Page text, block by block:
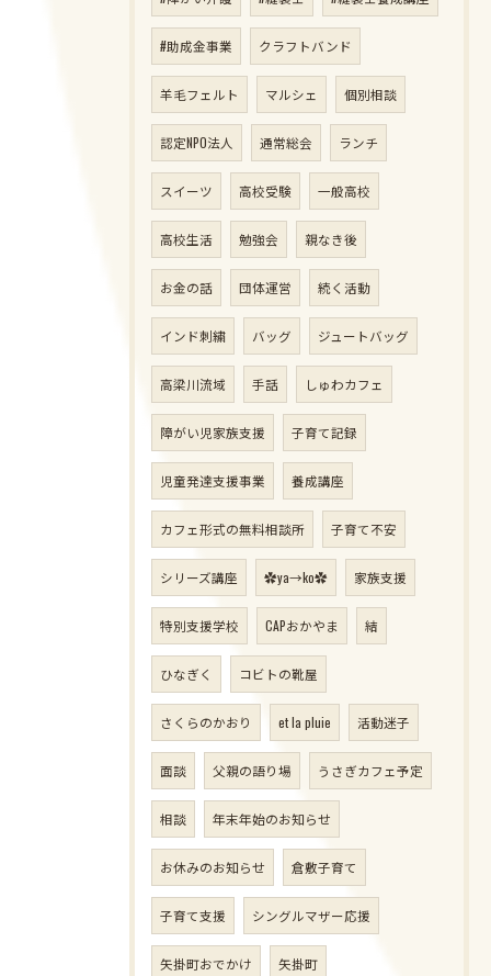
#助成金事業 クラフトバンド
羊毛フェルト マルシェ 個別相談
認定NPO法人 通常総会 ランチ
スイーツ 高校受験 一般高校
高校生活 勉強会 親なき後
お金の話 団体運営 続く活動
インド刺繍 バッグ ジュートバッグ
高梁川流域 手話 しゅわカフェ
障がい児家族支援 子育て記録
児童発達支援事業 養成講座
カフェ形式の無料相談所 子育て不安
シリーズ講座 ✿ya→ko✿ 家族支援
特別支援学校 CAPおかやま 結
ひなぎく コビトの靴屋
さくらのかおり et la pluie 活動迷子
面談 父親の語り場 うさぎカフェ予定
相談 年末年始のお知らせ
お休みのお知らせ 倉敷子育て
子育て支援 シングルマザー応援
矢掛町おでかけ 矢掛町